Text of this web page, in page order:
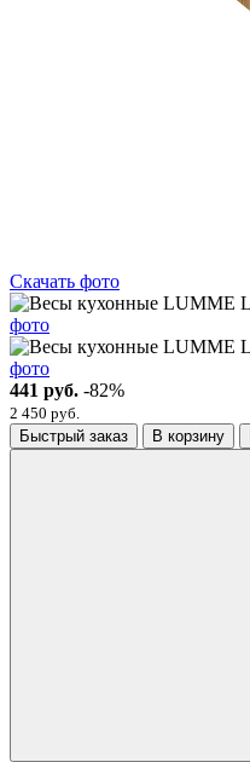
Скачать фото
фото
фото
441 руб. -82%
2 450 руб.
Быстрый заказ
В корзину